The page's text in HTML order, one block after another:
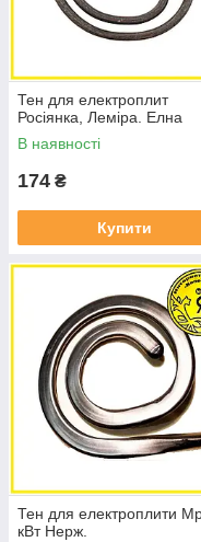
Тен для електроплит
Росіянка, Леміра. Елна
В наявності
174 ₴
Купити
Тен для електроплити
кВт Нерж.